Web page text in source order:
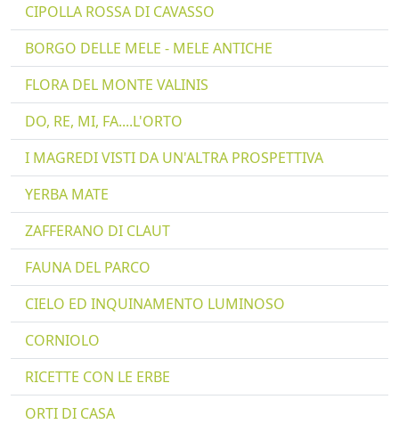
CIPOLLA ROSSA DI CAVASSO
BORGO DELLE MELE - MELE ANTICHE
FLORA DEL MONTE VALINIS
DO, RE, MI, FA....L'ORTO
I MAGREDI VISTI DA UN'ALTRA PROSPETTIVA
YERBA MATE
ZAFFERANO DI CLAUT
FAUNA DEL PARCO
CIELO ED INQUINAMENTO LUMINOSO
CORNIOLO
RICETTE CON LE ERBE
ORTI DI CASA